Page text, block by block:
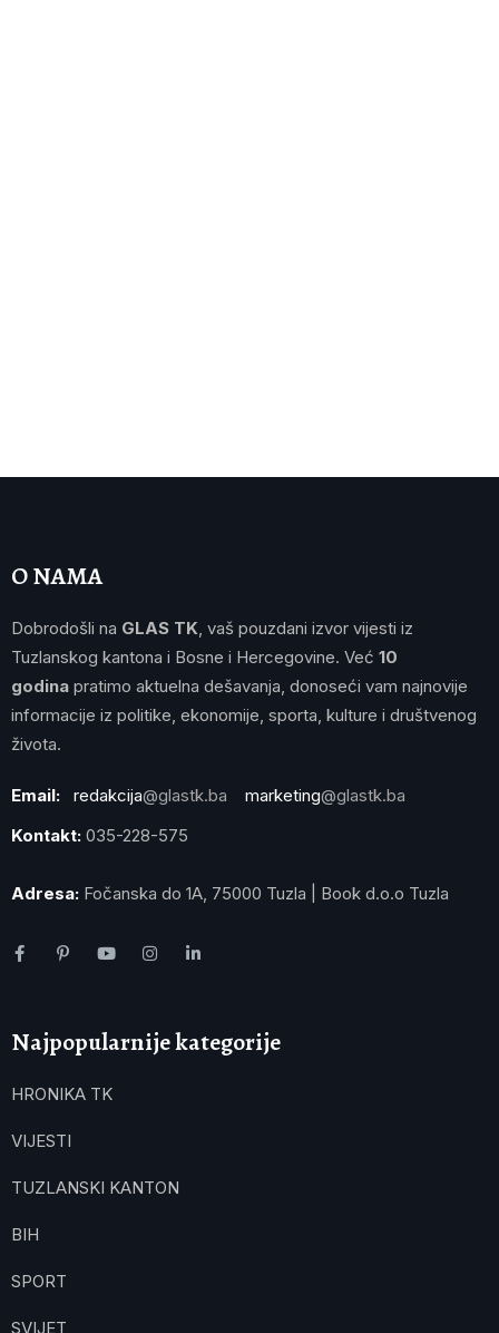
O NAMA
Dobrodošli na GLAS TK , vaš pouzdani izvor vijesti iz
Tuzlanskog kantona i Bosne i Hercegovine. Već 10
godina pratimo aktuelna dešavanja, donoseći vam najnovije
informacije iz politike, ekonomije, sporta, kulture i društvenog
života.
Email: redakcija@glastk.ba marketing@glastk.ba
Kontakt: 035-228-575
Adresa: Fočanska do 1A, 75000 Tuzla | Book d.o.o Tuzla
Najpopularnije kategorije
HRONIKA TK
VIJESTI
TUZLANSKI KANTON
BIH
SPORT
SVIJET